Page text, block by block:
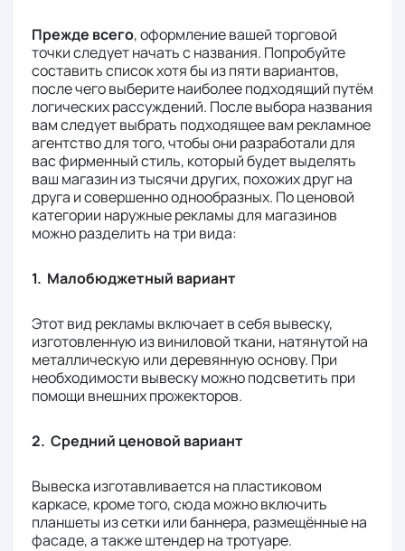
Прежде всего, оформление вашей торговой
точки следует начать с названия. Попробуйте
составить список хотя бы из пяти вариантов,
после чего выберите наиболее подходящий путём
логических рассуждений. После выбора названия
вам следует выбрать подходящее вам рекламное
агентство для того, чтобы они разработали для
вас фирменный стиль, который будет выделять
ваш магазин из тысячи других, похожих друг на
друга и совершенно однообразных. По ценовой
категории наружные рекламы для магазинов
можно разделить на три вида:
1. Малобюджетный вариант
Этот вид рекламы включает в себя вывеску,
изготовленную из виниловой ткани, натянутой на
металлическую или деревянную основу. При
необходимости вывеску можно подсветить при
помощи внешних прожекторов.
2. Средний ценовой вариант
Вывеска изготавливается на пластиковом
каркасе, кроме того, сюда можно включить
планшеты из сетки или баннера, размещённые на
фасаде, а также штендер на тротуаре.